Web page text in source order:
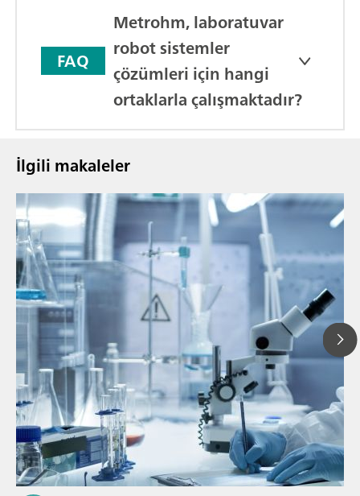
FAQ
Metrohm, laboratuvar
robot sistemler
çözümleri için hangi
ortaklarla çalışmaktadır?
İlgili makaleler
// Makale
// Sıvı İşleme
// Yakıtlar & yenilenebilir yakıtlar